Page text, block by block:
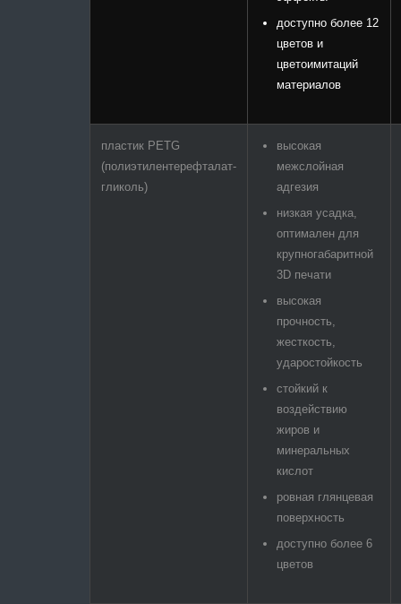
доступно более 12
цветов и
цветоимитаций
материалов
пластик PETG
(полиэтилентерефталат-
гликоль)
высокая
межслойная
адгезия
низкая усадка,
оптимален для
крупногабаритной
3D печати
высокая
прочность,
жесткость,
ударостойкость
стойкий к
воздействию
жиров и
минеральных
кислот
ровная глянцевая
поверхность
доступно более 6
цветов